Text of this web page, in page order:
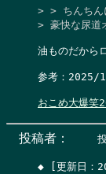
> > ちんちん
> 豪快な尿
油ものだから
参考：
おこめ大爆笑
投稿者：
◆ [更新日：